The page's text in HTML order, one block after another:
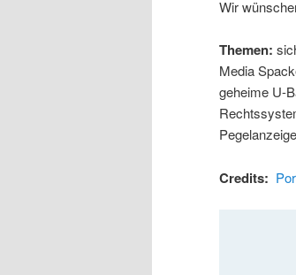
Wir
Themen:
Media
geheime U-
Credits: